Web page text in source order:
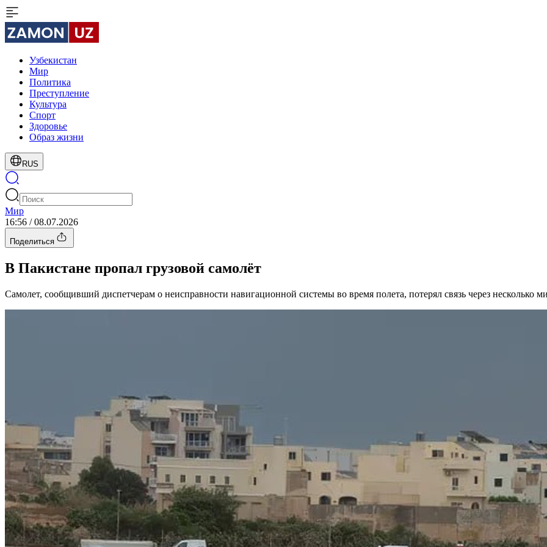
Узбекистан
Мир
Политика
Преступление
Культура
Спорт
Здоровье
Образ жизни
RUS
Мир
16:56 / 08.07.2026
Поделиться
В Пакистане пропал грузовой самолёт
Самолет, сообщивший диспетчерам о неисправности навигационной системы во время полета, потерял связь через несколько